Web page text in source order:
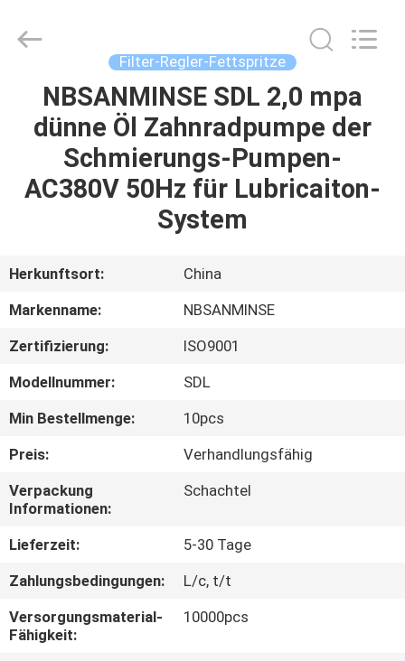
HAUS
PRODUKTE
FABRIK-
QUALITÄTSKONTROLLE
TRETEN
SIE
MIT
UNS
IN
VERBINDUNG
Export
Co.,Ltd..
Filter-Regler-Fettspritze
NBSANMINSE SDL 2,0 mpa
dünne Öl Zahnradpumpe der
Schmierungs-Pumpen-
AC380V 50Hz für Lubricaiton-
System
Herkunftsort:
China
Markenname:
NBSANMINSE
Zertifizierung:
ISO9001
Modellnummer:
SDL
Min Bestellmenge:
10pcs
Preis:
Verhandlungsfähig
Verpackung
Informationen:
Schachtel
Lieferzeit:
5-30 Tage
Zahlungsbedingungen:
L/c, t/t
Versorgungsmaterial-
Fähigkeit:
10000pcs